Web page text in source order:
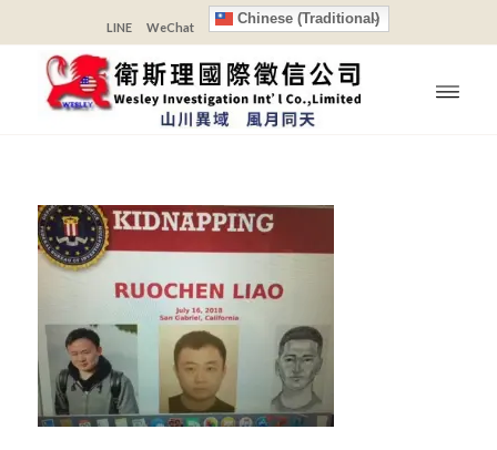
LINE WeChat
Chinese (Traditional)